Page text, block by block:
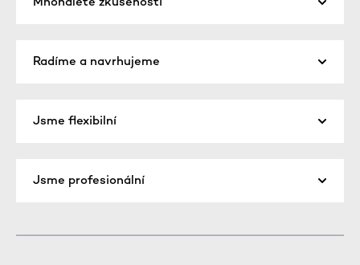
Radíme a navrhujeme
Jsme flexibilní
Jsme profesionální